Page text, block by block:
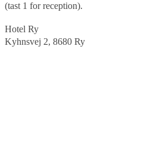
(tast 1 for reception).
Hotel Ry
Kyhnsvej 2, 8680 Ry